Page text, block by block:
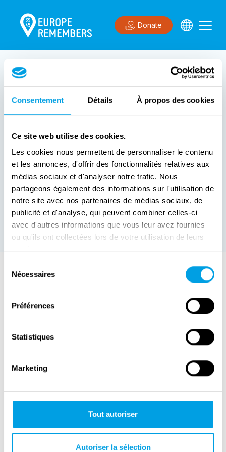
Consentement Détails À propos des cookies
Ce site web utilise des cookies.
Les cookies nous permettent de personnaliser le contenu
et les annonces, d'offrir des fonctionnalités relatives aux
médias sociaux et d'analyser notre trafic. Nous
partageons également des informations sur l'utilisation de
notre site avec nos partenaires de médias sociaux, de
publicité et d'analyse, qui peuvent combiner celles-ci
avec d'autres informations que vous leur avez fournies
ou qu'ils ont collectées lors de votre utilisation de leurs
services.
Nécessaires
Préférences
Statistiques
Marketing
Tout autoriser
Autoriser la sélection
Donate
0Ergebnis(se) Siehe die Karte
Registrieren Sie Ihre
Veranstaltung bei Europe
Remembers
Erstellen Sie ein Konto, um Ihre Veranstaltung zu
registrieren
Eine Veranstaltung erstellen
Ausstellungen
Festivals
Online
Veranstaltungen
Videos
Blog
Kontakt
Mitmachen
Presse